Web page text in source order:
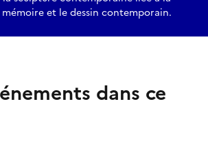
et le dessin contemporain.
dans ce